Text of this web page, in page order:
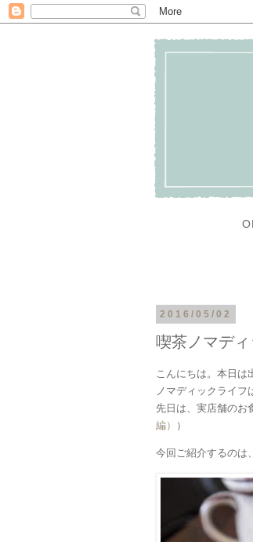
2016/05/02
喫茶ノマデ
こんにちは。本日は
ノマディックライフ
先日は、実店舗のお
編）
）
今回ご紹介するのは